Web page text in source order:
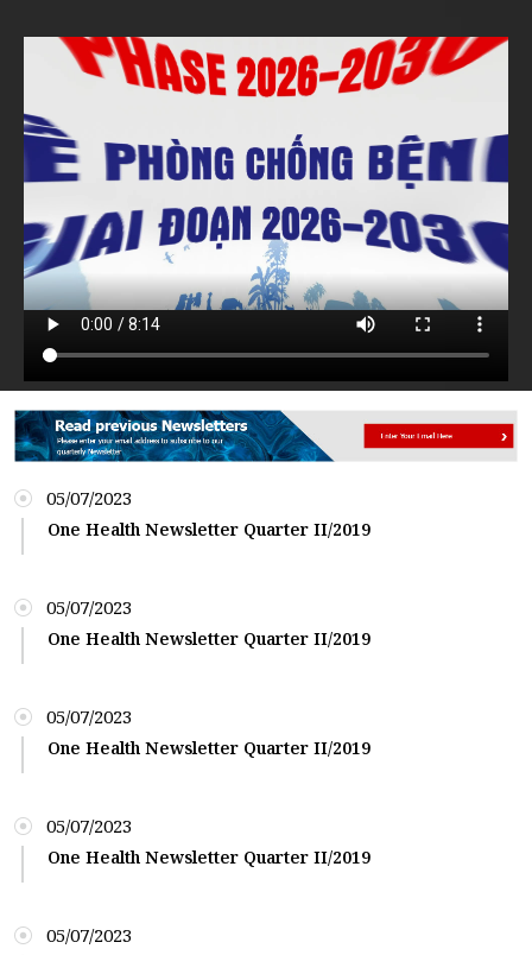
05/07/2023
One Health Newsletter Quarter II/2019
05/07/2023
One Health Newsletter Quarter II/2019
05/07/2023
One Health Newsletter Quarter II/2019
05/07/2023
One Health Newsletter Quarter II/2019
05/07/2023